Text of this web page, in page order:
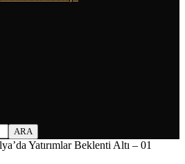
Yatırımlar Beklenti Altı – 01